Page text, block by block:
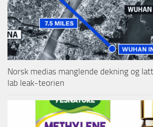
Norsk medias manglende dekning og
lab leak-teorien